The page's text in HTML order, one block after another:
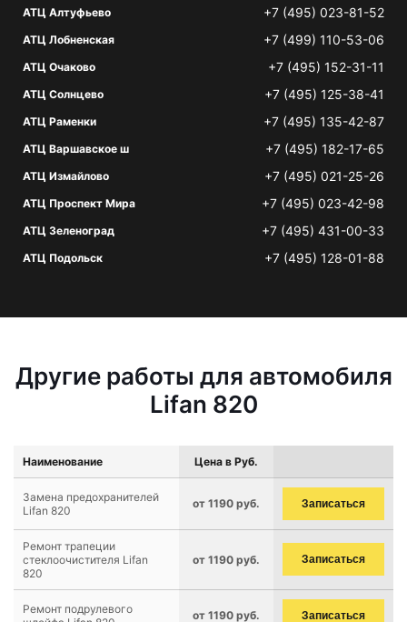
АТЦ Алтуфьево +7 (495) 023-81-52
АТЦ Лобненская +7 (499) 110-53-06
АТЦ Очаково +7 (495) 152-31-11
АТЦ Солнцево +7 (495) 125-38-41
АТЦ Раменки +7 (495) 135-42-87
АТЦ Варшавское ш +7 (495) 182-17-65
АТЦ Измайлово +7 (495) 021-25-26
АТЦ Проспект Мира +7 (495) 023-42-98
АТЦ Зеленоград +7 (495) 431-00-33
АТЦ Подольск +7 (495) 128-01-88
Другие работы для автомобиля
Lifan 820
Наименование Цена в Руб.
Замена предохранителей
Lifan 820
от 1190 руб. Записаться
Ремонт трапеции
стеклоочистителя Lifan
820
от 1190 руб. Записаться
Ремонт подрулевого
от 1190 руб. Записаться